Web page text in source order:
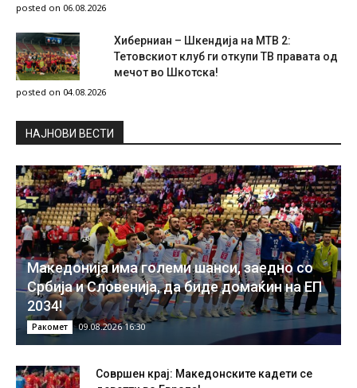
posted on 06.08.2026
Хиберниан – Шкендија на МТВ 2:
Тетовскиот клуб ги откупи ТВ правата од
мечот во Шкотска!
posted on 04.08.2026
НAЈНОВИ ВЕСТИ
Македонија има големи шанси, заедно со
Србија и Словенија, да биде домаќин на ЕП
2034!
Ракомет 09.08.2026 16:30
Совршен крај: Македонските кадети се